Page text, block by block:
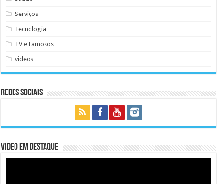
Serviços
Tecnologia
TV e Famosos
videos
Redes Sociais
Video em Destaque